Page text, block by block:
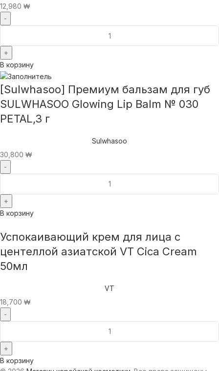
12,980 ₩
В корзину
[Sulwhasoo] Премиум бальзам для губ
SULWHASOO Glowing Lip Balm № 030
PETAL,3 г
Sulwhasoo
30,800 ₩
В корзину
Успокаивающий крем для лица с
центеллой азиатской VT Cica Cream
50мл
VT
18,700 ₩
В корзину